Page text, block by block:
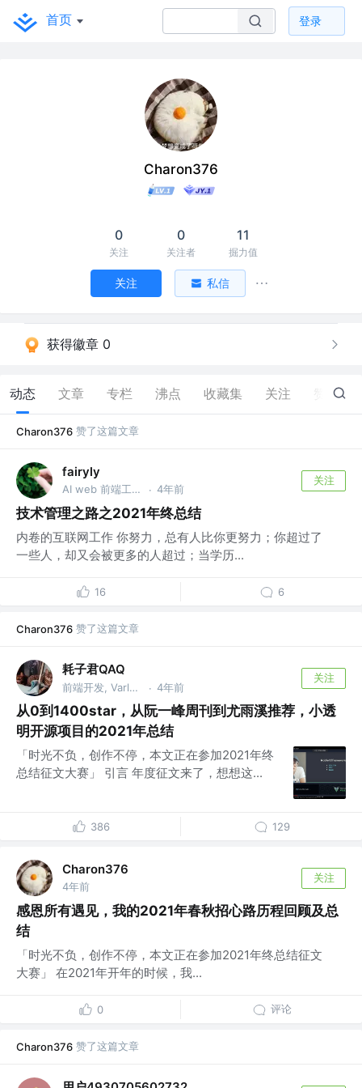
首页 登录
Charon376
0
关注
0
关注者
11
掘力值
关注 私信
获得徽章 0
动态 文章 专栏 沸点 收藏集 关注 3
Charon376 赞了这篇文章
fairyly
AI web 前端工程师 · 4年前
关注
技术管理之路之2021年终总结
内卷的互联网工作 你努力，总有人比你更努力；你超过了
一些人，却又会被更多的人超过；当学历...
16 6
Charon376 赞了这篇文章
耗子君QAQ
前端开发, Varlet @无锡某公司 · 4年前
关注
从0到1400star，从阮一峰周刊到尤雨溪推荐，小透
明开源项目的2021年总结
「时光不负，创作不停，本文正在参加2021年终
总结征文大赛」 引言 年度征文来了，想想这...
386 129
Charon376
4年前
关注
感恩所有遇见，我的2021年春秋招心路历程回顾及总
结
「时光不负，创作不停，本文正在参加2021年终总结征文
大赛」 在2021年开年的时候，我...
0 评论
Charon376 赞了这篇文章